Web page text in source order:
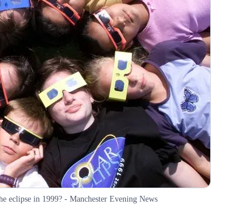
eclipse in 1999? - Manchester Evening News